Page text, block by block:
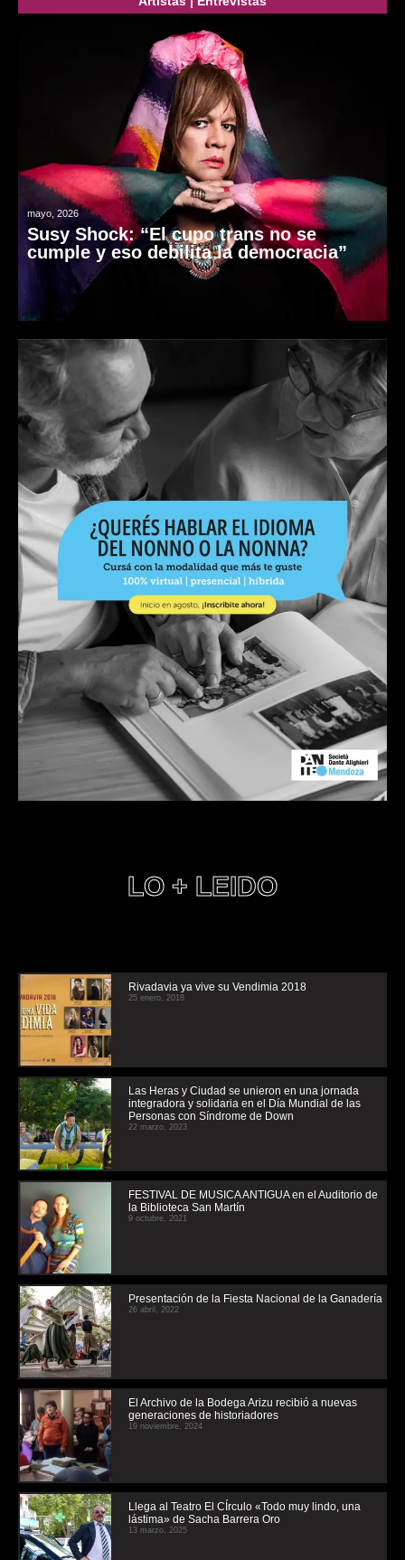
mayo, 2026
Susy Shock: “El cupo trans no se
cumple y eso debilita la democracia”
LO + LEIDO
Rivadavia ya vive su Vendimia 2018
25 enero, 2018
Las Heras y Ciudad se unieron en una jornada
integradora y solidaria en el Día Mundial de las
Personas con Síndrome de Down
22 marzo, 2023
FESTIVAL DE MUSICA ANTIGUA en el Auditorio de
la Biblioteca San Martín
9 octubre, 2021
Presentación de la Fiesta Nacional de la Ganadería
26 abril, 2022
El Archivo de la Bodega Arizu recibió a nuevas
generaciones de historiadores
19 noviembre, 2024
Llega al Teatro El CÍrculo «Todo muy lindo, una
lástima» de Sacha Barrera Oro
13 marzo, 2025